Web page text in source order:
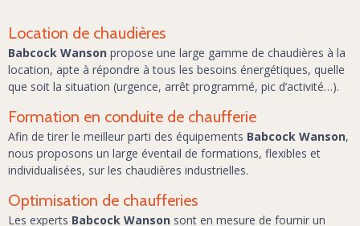
Location de chaudières
Babcock Wanson propose une large gamme de chaudières à la
location, apte à répondre à tous les besoins énergétiques, quelle
que soit la situation (urgence, arrêt programmé, pic d’activité…).
Formation en conduite de chaufferie
Afin de tirer le meilleur parti des équipements Babcock Wanson,
nous proposons un large éventail de formations, flexibles et
individualisées, sur les chaudières industrielles.
Optimisation de chaufferies
Les experts Babcock Wanson sont en mesure de fournir un